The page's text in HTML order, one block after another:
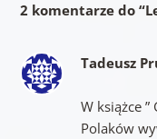
2 komentarze do “
Tadeusz
W książce
Polaków